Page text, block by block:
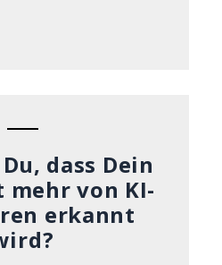
dass Dein
von KI-
erkannt